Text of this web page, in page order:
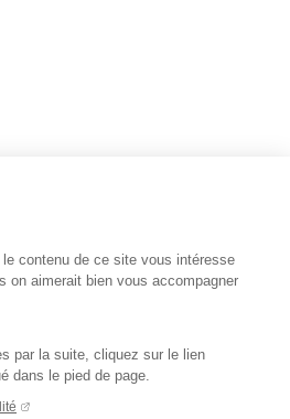
contenu de ce site vous intéresse
on aimerait bien vous accompagner
par la suite, cliquez sur le lien
dans le pied de page.